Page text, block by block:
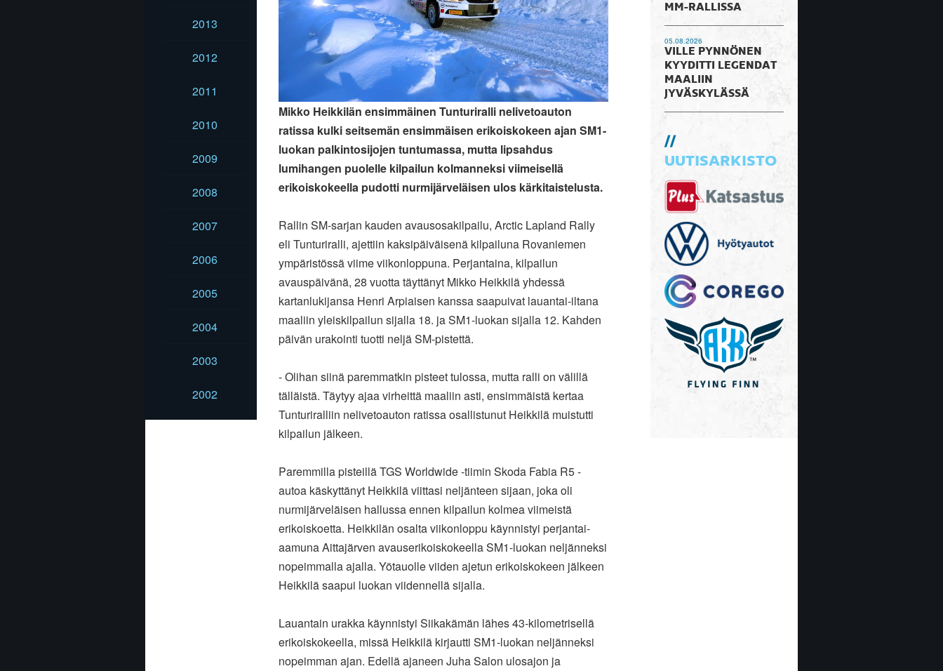
2013
2012
2011
2010
2009
2008
2007
2006
2005
2004
2003
2002
Mikko Heikkilän ensimmäinen Tunturiralli nelivetoauton
ratissa kulki seitsemän ensimmäisen erikoiskokeen ajan SM1-
luokan palkintosijojen tuntumassa, mutta lipsahdus
lumihangen puolelle kilpailun kolmanneksi viimeisellä
erikoiskokeella pudotti nurmijärveläisen ulos kärkitaistelusta.
Rallin SM-sarjan kauden avausosakilpailu, Arctic Lapland Rally
eli Tunturiralli, ajettiin kaksipäiväisenä kilpailuna Rovaniemen
ympäristössä viime viikonloppuna. Perjantaina, kilpailun
avauspäivänä, 28 vuotta täyttänyt Mikko Heikkilä yhdessä
kartanlukijansa Henri Arpiaisen kanssa saapuivat lauantai-iltana
maaliin yleiskilpailun sijalla 18. ja SM1-luokan sijalla 12. Kahden
päivän urakointi tuotti neljä SM-pistettä.
- Olihan siinä paremmatkin pisteet tulossa, mutta ralli on välillä
tälläistä. Täytyy ajaa virheittä maaliin asti, ensimmäistä kertaa
Tunturiralliin nelivetoauton ratissa osallistunut Heikkilä muistutti
kilpailun jälkeen.
Paremmilla pisteillä TGS Worldwide -tiimin Skoda Fabia R5 -
autoa käskyttänyt Heikkilä viittasi neljänteen sijaan, joka oli
nurmijärveläisen hallussa ennen kilpailun kolmea viimeistä
erikoiskoetta. Heikkilän osalta viikonloppu käynnistyi perjantai-
aamuna Aittajärven avauserikoiskokeella SM1-luokan neljänneksi
nopeimmalla ajalla. Yötauolle viiden ajetun erikoiskokeen jälkeen
Heikkilä saapui luokan viidennellä sijalla.
Lauantain urakka käynnistyi Siikakämän lähes 43-kilometrisellä
erikoiskokeella, missä Heikkilä kirjautti SM1-luokan neljänneksi
nopeimman ajan. Edellä ajaneen Juha Salon ulosajon ja
MM-RALLISSA
05.08.2026
VILLE PYNNÖNEN
KYYDITTI LEGENDAT
MAALIIN
JYVÄSKYLÄSSÄ
UUTISARKISTO